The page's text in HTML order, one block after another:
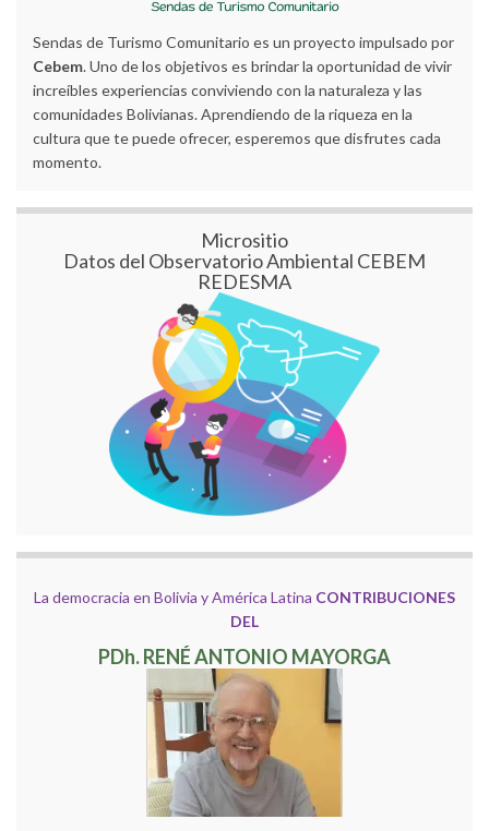
Sendas de Turismo Comunitario es un proyecto impulsado por
Cebem. Uno de los objetivos es brindar la oportunidad de vivir
increíbles experiencias conviviendo con la naturaleza y las
comunidades Bolivianas. Aprendiendo de la riqueza en la
cultura que te puede ofrecer, esperemos que disfrutes cada
momento.
Micrositio
Datos del Observatorio Ambiental CEBEM
REDESMA
La democracia en Bolivia y América Latina CONTRIBUCIONES
DEL
PDh. RENÉ ANTONIO MAYORGA